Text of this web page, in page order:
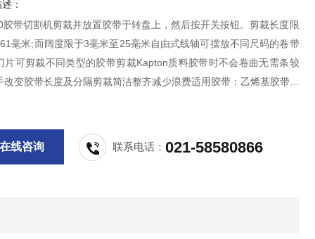
：
胶带切割机剪裁并放置胶带于转盘上，然后按开关按钮。剪裁长度限
毫米;而阔度限于3毫米至25毫米自由式线轴可摆放不同尺码的卷带
片可剪裁不同类型的胶带剪裁Kapton质料胶带时不会卷曲无需条较
改变胶带长度及分隔剪裁简洁整齐减少浪费适用胶带：乙烯基胶带、
在线咨询 联系电话：021-58580866